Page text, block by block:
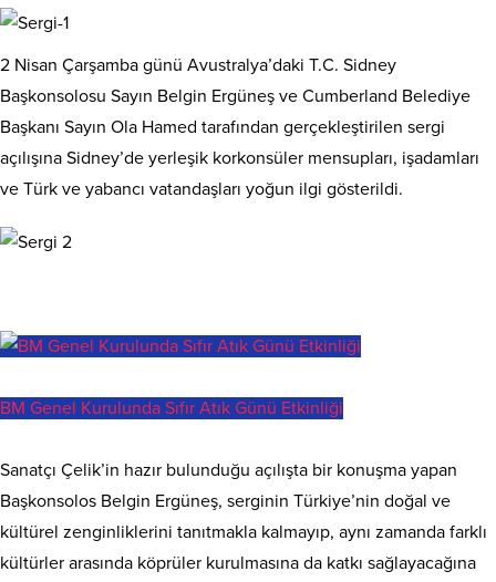
2 Nisan Çarşamba günü Avustralya’daki T.C. Sidney
Başkonsolosu Sayın Belgin Ergüneş ve Cumberland Belediye
Başkanı Sayın Ola Hamed tarafından gerçekleştirilen sergi
açılışına Sidney’de yerleşik korkonsüler mensupları, işadamları
ve Türk ve yabancı vatandaşları yoğun ilgi gösterildi.
BM Genel Kurulunda Sıfır Atık Günü Etkinliği
Sanatçı Çelik’in hazır bulunduğu açılışta bir konuşma yapan
Başkonsolos Belgin Ergüneş, serginin Türkiye’nin doğal ve
kültürel zenginliklerini tanıtmakla kalmayıp, aynı zamanda farklı
kültürler arasında köprüler kurulmasına da katkı sağlayacağına